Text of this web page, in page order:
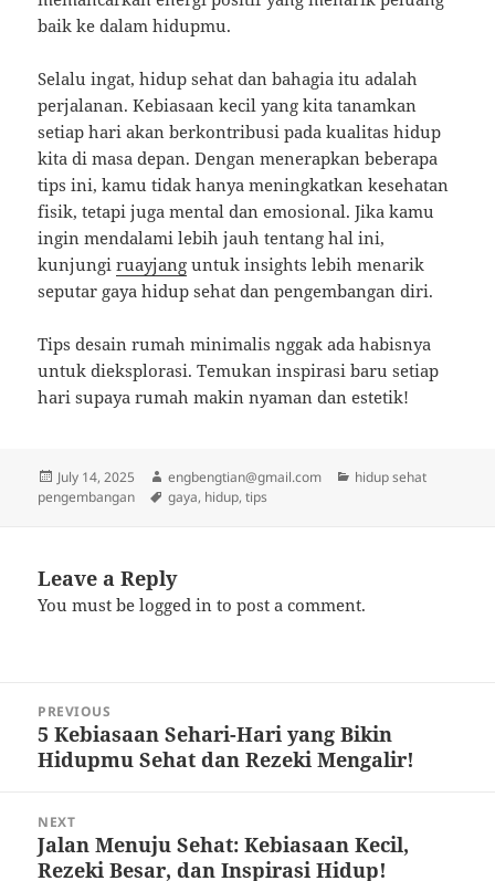
baik ke dalam hidupmu.
Selalu ingat, hidup sehat dan bahagia itu adalah
perjalanan. Kebiasaan kecil yang kita tanamkan
setiap hari akan berkontribusi pada kualitas hidup
kita di masa depan. Dengan menerapkan beberapa
tips ini, kamu tidak hanya meningkatkan kesehatan
fisik, tetapi juga mental dan emosional. Jika kamu
ingin mendalami lebih jauh tentang hal ini,
kunjungiruayjang untuk insights lebih menarik
seputar gaya hidup sehat dan pengembangan diri.
Tips desain rumah minimalis nggak ada habisnya
untuk dieksplorasi. Temukan inspirasi baru setiap
hari supaya rumah makin nyaman dan estetik!
Posted
on
July 14, 2025 Author
engbengtian@gmail.com Categories
hidup sehat
pengembangan
Tags
gaya, hidup,tips
Leave a Reply
You must belogged in to post a comment.
navigation
PREVIOUS
Previous
post:
5 Kebiasaan Sehari-Hari yang Bikin
Hidupmu Sehat dan Rezeki Mengalir!
NEXT
Next
post:
Jalan Menuju Sehat: Kebiasaan Kecil,
Rezeki Besar, dan Inspirasi Hidup!